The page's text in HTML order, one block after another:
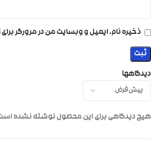
دیدگاهها
هیچ دیدگاهی برای این محصول نوشته نشده
ذخیره نام، ایمیل و وبسایت من در مرورگر